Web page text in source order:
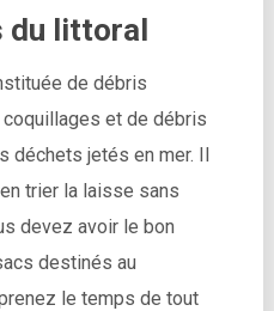
du littoral
de débris
et de débris
déchets jetés en mer. Il
trier la laisse sans
devez avoir le bon
destinés au
le temps de tout